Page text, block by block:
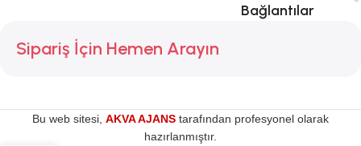
Bağlantılar
Sipariş İçin Hemen Arayın
Bu web sitesi, AKVA AJANS tarafından profesyonel olarak
hazırlanmıştır.